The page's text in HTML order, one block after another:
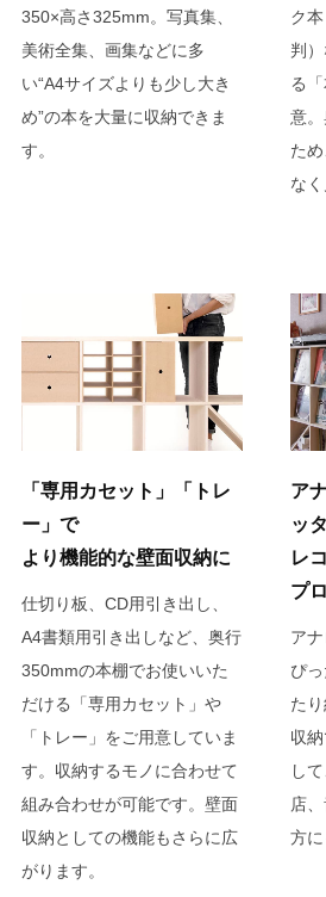
350×高さ325mm。写真集、
美術全集、画集などに多
い“A4サイズよりも少し大き
め”の本を大量に収納できま
す。
ク
判
る
意
た
な
「専用カセット」「トレ
ー」で
より機能的な壁面収納に
仕切り板、CD用引き出し、
A4書類用引き出しなど、奥行
350mmの本棚でお使いいた
だける「専用カセット」や
「トレー」をご用意していま
す。収納するモノに合わせて
組み合わせが可能です。壁面
収納としての機能もさらに広
がります。
ア
ッ
レ
プ
ア
ぴ
た
収
し
店
方に